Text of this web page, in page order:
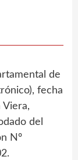
de
fecha
del
Nº